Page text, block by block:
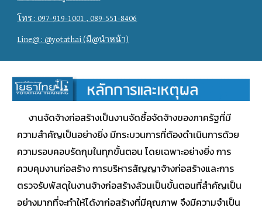
โทร : 097-919-1001 , 089-551-8406
Line@ : @yotathai (มี@นำหน้า)
งานจัดจ้างก่อสร้างเป็นงานจัดซื้อจัดจ้างของภาครัฐที่มี
ความสำคัญเป็นอย่างยิ่ง มีกระบวนการที่ต้องดำเนินการด้วย
ความรอบคอบรัดกุมในทุกขั้นตอน โดยเฉพาะอย่างยิ่ง การ
ควบคุมงานก่อสร้าง การบริหารสัญญาจ้างก่อสร้างและการ
ตรวจรับพัสดุในงานจ้างก่อสร้างล้วนเป็นขั้นตอนที่สำคัญเป็น
อย่างมากที่จะทำให้ได้งาก่อสร้างที่มีคุณภาพ จึงมีความจำเป็น